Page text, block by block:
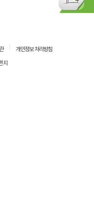
개인정보 처리방침
지